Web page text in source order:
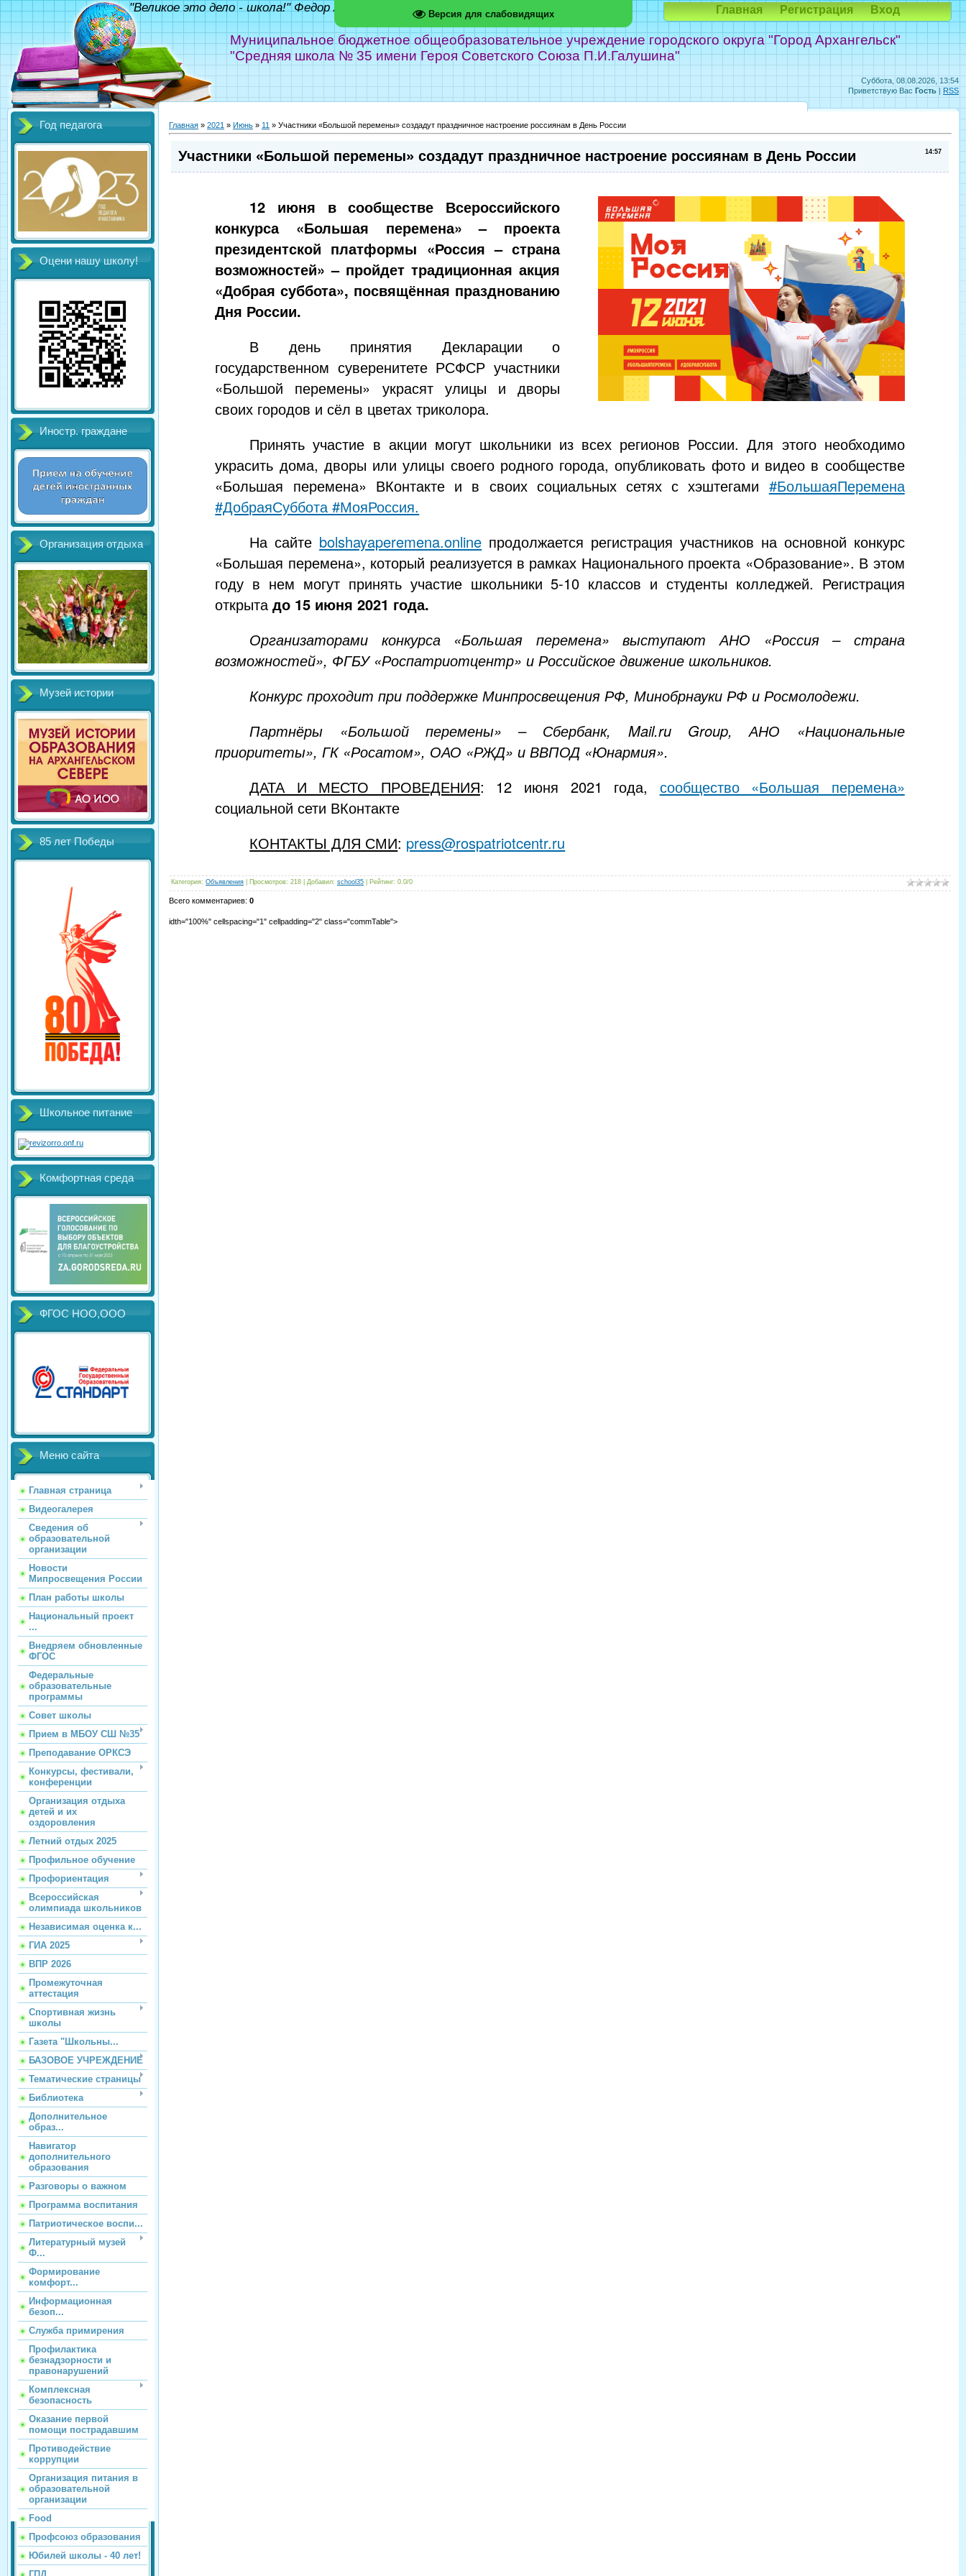
Версия для слабовидящих
Суббота, 08.08.2026, 13:54
Приветствую Вас Гость | RSS
Муниципальное бюджетное общеобразовательное учреждение городского округа "Город Архангельск"
"Средняя школа № 35 имени Героя Советского Союза П.И.Галушина"
"Великое это дело - школа!" Федор Абрамов Главная Регистрация Вход
Год педагога
Оцени нашу школу!
Иностр. граждане
Организация отдыха
Музей истории
85 лет Победы
Школьное питание
Комфортная среда
ФГОС НОО,ООО
Меню сайта
Главная страница
Видеогалерея
Сведения об
образовательной
организации
Новости
Мипросвещения России
План работы школы
Национальный проект
...
Внедряем обновленные
ФГОС
Федеральные
образовательные
программы
Совет школы
Прием в МБОУ СШ №35
Преподавание ОРКСЭ
Конкурсы, фестивали,
конференции
Организация отдыха
детей и их
оздоровления
Летний отдых 2025
Профильное обучение
Профориентация
Всероссийская
олимпиада школьников
Независимая оценка к...
ГИА 2025
ВПР 2026
Промежуточная
аттестация
Спортивная жизнь
школы
Газета "Школьны...
БАЗОВОЕ УЧРЕЖДЕНИЕ
Тематические страницы
Библиотека
Дополнительное
образ...
Навигатор
дополнительного
образования
Разговоры о важном
Программа воспитания
Патриотическое воспи...
Литературный музей
Ф...
Формирование
комфорт...
Информационная
безоп...
Служба примирения
Профилактика
безнадзорности и
правонарушений
Комплексная
безопасность
Оказание первой
помощи пострадавшим
Противодействие
коррупции
Организация питания в
образовательной
организации
Food
Профсоюз образования
Юбилей школы - 40 лет!
Главная » 2021 » Июнь » 11 » Участники «Большой перемены» создадут праздничное настроение россиянам в День России
14:57
Участники «Большой перемены» создадут праздничное настроение россиянам в День России
12 июня в сообществе Всероссийского
конкурса «Большая перемена» – проекта
президентской платформы «Россия – страна
возможностей» – пройдет традиционная акция
«Добрая суббота», посвящённая празднованию
Дня России.
В день принятия Декларации о
государственном суверенитете РСФСР участники
«Большой перемены» украсят улицы и дворы
своих городов и сёл в цветах триколора.
Принять участие в акции могут школьники из всех регионов России. Для этого необходимо
украсить дома, дворы или улицы своего родного города, опубликовать фото и видео в сообществе
«Большая перемена» ВКонтакте и в своих социальных сетях с хэштегами #БольшаяПеремена
#ДобраяСуббота #МояРоссия.
На сайте bolshayaperemena.online продолжается регистрация участников на основной конкурс
«Большая перемена», который реализуется в рамках Национального проекта «Образование». В этом
году в нем могут принять участие школьники 5-10 классов и студенты колледжей. Регистрация
открытадо 15 июня 2021 года.
Организаторами конкурса «Большая перемена» выступают АНО «Россия – страна
возможностей», ФГБУ «Роспатриотцентр» и Российское движение школьников.
Конкурс проходит при поддержке Минпросвещения РФ, Минобрнауки РФ и Росмолодежи.
Партнёры «Большой перемены» – Сбербанк, Mail.ru Group, АНО «Национальные
приоритеты», ГК «Росатом», ОАО «РЖД» и ВВПОД «Юнармия».
ДАТА И МЕСТО ПРОВЕДЕНИЯ: 12 июня 2021 года, сообщество «Большая перемена»
социальной сети ВКонтакте
КОНТАКТЫ ДЛЯ СМИ: press@rospatriotcentr.ru
Категория: Объявления Просмотров: 218 Добавил: school35 Рейтинг: 0.0/0
Всего комментариев: 0
idth="100%" cellspacing="1" cellpadding="2" class="commTable">